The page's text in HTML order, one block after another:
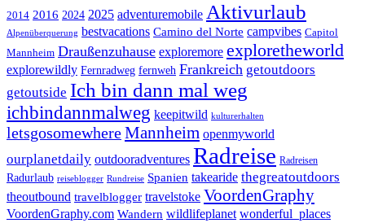
2014 2016 2024 2025 adventuremobile Aktivurlaub
Alpenüberquerung bestvacations Camino del Norte campvibes Capitol
Mannheim Draußenzuhause exploremore exploretheworld
explorewildly Fernradweg fernweh Frankreich getoutdoors
getoutside Ich bin dann mal weg
ichbindannmalweg keepitwild kulturerhalten
letsgosomewhereMannheim openmyworld
ourplanetdaily outdooradventures Radreise Radreisen
Radurlaub reiseblogger Rundreise Spanien takearide thegreatoutdoors
theoutbound travelblogger travelstoke VoordenGraphy
VoordenGraphy.com Wandern wildlifeplanet wonderful_places